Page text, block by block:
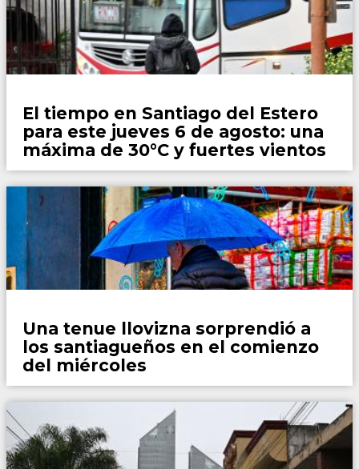
El tiempo en Santiago del Estero
para este jueves 6 de agosto: una
máxima de 30°C y fuertes vientos
Una tenue llovizna sorprendió a
los santiagueños en el comienzo
del miércoles